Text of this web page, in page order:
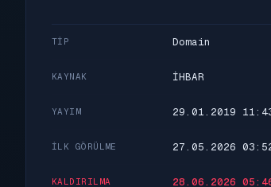
TIP Domain
KAYNAK İHBAR
YAYIM 29.01.2019
İLK GÖRÜLME 27.05.2026
KALDIRILMA 28.06.2026